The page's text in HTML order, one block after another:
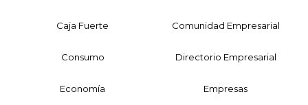
Caja Fuerte Comunidad Empresarial
Consumo Directorio Empresarial
Economía Empresas